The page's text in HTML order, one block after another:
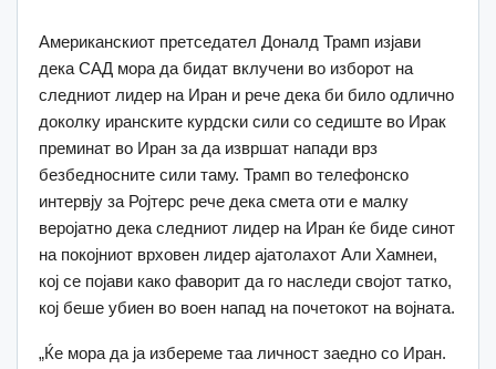
Американскиот претседател Доналд Трамп изјави
дека САД мора да бидат вклучени во изборот на
следниот лидер на Иран и рече дека би било одлично
доколку иранските курдски сили со седиште во Ирак
преминат во Иран за да извршат напади врз
безбедносните сили таму. Трамп во телефонско
интервју за Ројтерс рече дека смета оти е малку
веројатно дека следниот лидер на Иран ќе биде синот
на покојниот врховен лидер ајатолахот Али Хамнеи,
кој се појави како фаворит да го наследи својот татко,
кој беше убиен во воен напад на почетокот на војната.
„Ќе мора да ја избереме таа личност заедно со Иран.